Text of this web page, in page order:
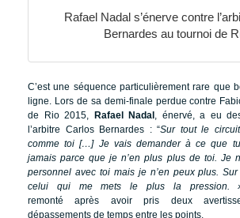
Rafael Nadal s’énerve contre
Bernardes au tournoi de
C’est une séquence particulièrement rare que
ligne. Lors de sa demi-finale perdue contre
de Rio 2015,
Rafael Nadal , énervé, a eu
l’arbitre Carlos Bernardes : “Sur tout le
comme toi […] Je vais demander à ce que tu
jamais parce que je n’en plus plus de toi. Je
personnel avec toi mais je n’en peux plus.
celui qui me mets le plus la pression.
remonté après avoir pris deux
dépassements de temps entre les points.